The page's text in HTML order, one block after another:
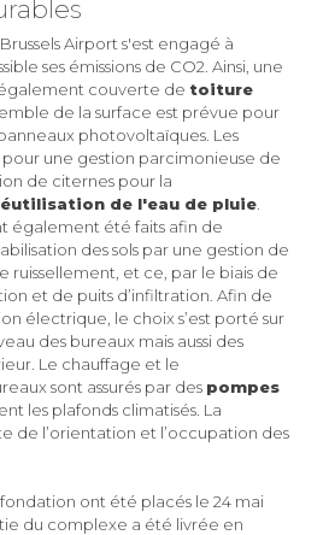
Airport s'est engagé à
ses émissions de CO2. Ainsi, une
couverte de toiture
de la surface est prévue pour
photovoltaïques. Les
une gestion parcimonieuse de
de citernes pour la
de l'eau de pluie
également été faits afin de
des sols par une gestion de
ruissellement, et ce, par le biais de
et de puits d’infiltration. Afin de
électrique, le choix s’est porté sur
des bureaux mais aussi des
Le chauffage et le
sont assurés par des pompes
les plafonds climatisés. La
de l’orientation et l’occupation des
ont été placés le 24 mai
du complexe a été livrée en